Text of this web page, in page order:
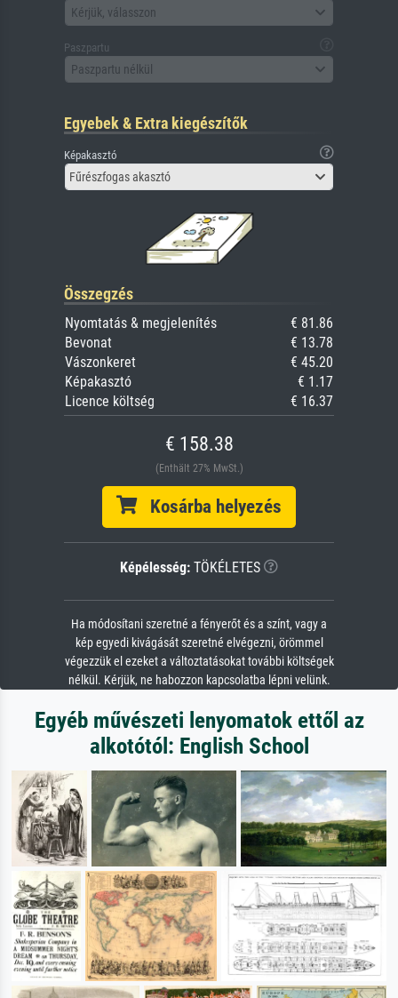
Kérjük, válasszon
Paszpartu
Paszpartu nélkül
Egyebek & Extra kiegészítők
Képakasztó
Fűrészfogas akasztó
Összegzés
Nyomtatás & megjelenítés
€ 81.86
Bevonat
€ 13.78
Vászonkeret
€ 45.20
Képakasztó
€ 1.17
Licence költség
€ 16.37
€ 158.38
(Enthält 27% MwSt.)
Kosárba helyezés
Képélesség: TÖKÉLETES
Ha módosítani szeretné a fényerőt és a színt, vagy a
kép egyedi kivágását szeretné elvégezni, örömmel
végezzük el ezeket a változtatásokat további költségek
nélkül. Kérjük, ne habozzon kapcsolatba lépni velünk.
Egyéb művészeti lenyomatok ettől az
alkotótól: English School